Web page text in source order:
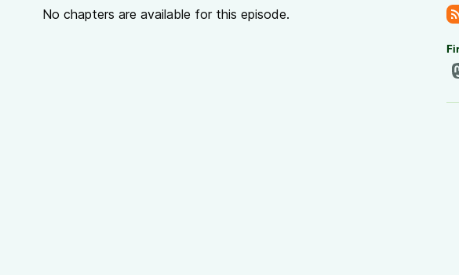
aux Méthodes d'Education Active)
No chapters are available for this episode.